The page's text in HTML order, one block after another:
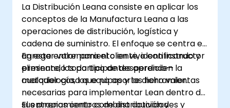
La Distribución Leana consiste en aplicar los
conceptos de la Manufactura Leana a las
operaciones de distribución, logística y
cadena de suministro. El enfoque se centra en
agregar valor para el cliente, identificando y
eliminando todo tipo de desperdicio—
cualquier cosa que no aporte dicho valor.
En este entrenamiento en vivo con instructor
presente, los participantes aprenden la
metodología, los equipos y las herramientas
necesarias para implementar Lean dentro de
sus propios centros de distribución y
El entrenamiento combina actividades y